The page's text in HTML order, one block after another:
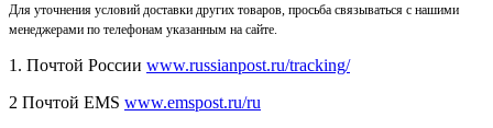
Для уточнения условий доставки других товаров, просьба связываться с нашими
менеджерами по телефонам указанным на сайте.
1. Почтой России www.russianpost.ru/tracking/
2 Почтой EMS www.emspost.ru/ru